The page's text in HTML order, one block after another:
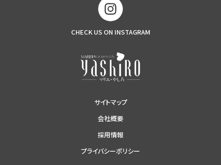
CHECK US ON INSTAGRAM
サイトマップ
会社概要
採用情報
プライバシーポリシー